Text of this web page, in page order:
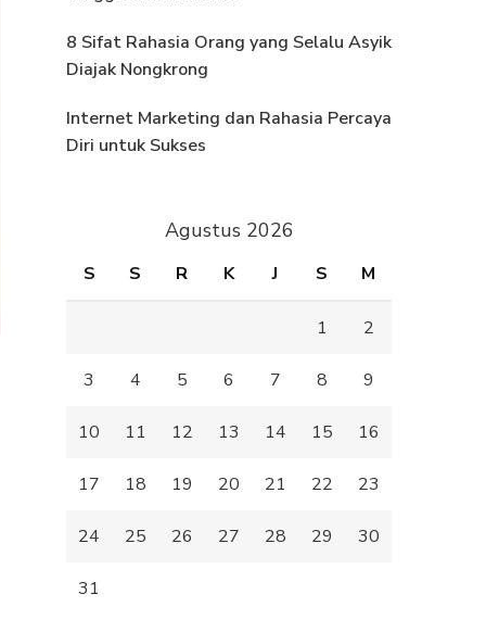
8 Sifat Rahasia Orang yang Selalu Asyik
Diajak Nongkrong
Internet Marketing dan Rahasia Percaya
Diri untuk Sukses
Agustus 2026
S S R K J S M
1 2
3 4 5 6 7 8 9
10 11 12 13 14 15 16
17 18 19 20 21 22 23
24 25 26 27 28 29 30
31